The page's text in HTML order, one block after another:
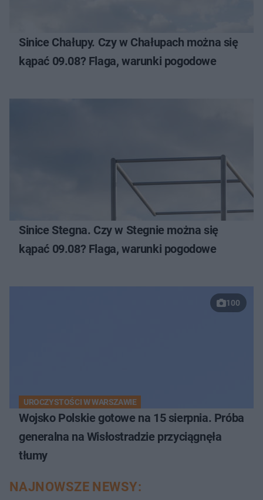
Sinice Chałupy. Czy w Chałupach można się
kąpać 09.08? Flaga, warunki pogodowe
Sinice Stegna. Czy w Stegnie można się
kąpać 09.08? Flaga, warunki pogodowe
100
UROCZYSTOŚCI W WARSZAWIE
Wojsko Polskie gotowe na 15 sierpnia. Próba
generalna na Wisłostradzie przyciągnęła
tłumy
NAJNOWSZE NEWSY: